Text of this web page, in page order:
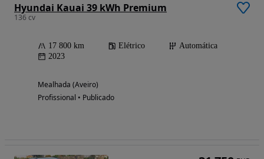
Hyundai Kauai 39 kWh Premium
136 cv
17 800 km Elétrico
Automática
2023
Mealhada (Aveiro)
Profissional • Publicado